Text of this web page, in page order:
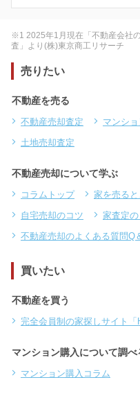
※1 2025年1月現在「不動産会社
査」より(株)東京商工リサーチ
売りたい
不動産を売る
不動産売却査定 マンシ
土地売却査定
不動産売却について学ぶ
コラムトップ 家を売る
自宅売却のコツ
家査定の
不動産売却のよくある質問Q
買いたい
不動産を買う
完全会員制の家探しサイト「
マンション購入について調べ
マンション購入コラム